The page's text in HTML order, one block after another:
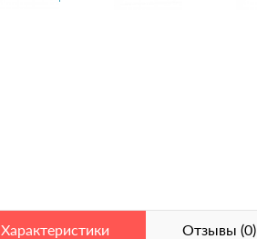
Характеристики Отзывы (0)